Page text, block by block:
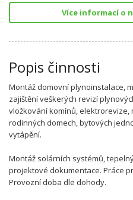
Více informací o
Popis činnosti
Montáž domovní plynoinstalace,
zajištění veškerých revizí
vložkování komínů,
rodinných domech, bytových
vytápění.
Montáž solárních systémů,
projektové dokumentace. Práce
Provozní doba dle dohody.